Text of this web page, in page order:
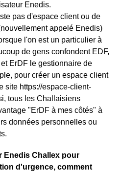
Enedis.
pas d'espace client ou de
appelé Enedis)
l'on est un particulier à
de gens confondent EDF,
ErDF le gestionnaire de
pour créer un espace client
site https://espace-client-
tous les Challaisiens
"ErDF à mes côtés" à
données personnelles ou
Enedis Challex pour
d'urgence, comment